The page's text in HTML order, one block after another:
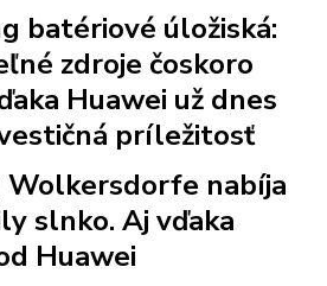
batériové úložiská:
zdroje čoskoro
Huawei už dnes
príležitosť
Wolkersdorfe nabíja
slnko. Aj vďaka
Huawei